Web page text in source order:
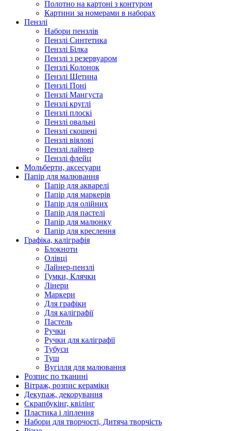
Полотно на картоні з контуром
Картини за номерами в наборах
Пензлі
Набори пензлів
Пензлі Синтетика
Пензлі Білка
Пензлі з резервуаром
Пензлі Колонок
Пензлі Щетина
Пензлі Поні
Пензлі Мангуста
Пензлі круглі
Пензлі плоскі
Пензлі овальні
Пензлі скошені
Пензлі віялові
Пензлі лайнер
Пензлі флейц
Мольберти, аксесуари
Папір для малювання
Папір для акварелі
Папір для маркерів
Папір для олійних
Папір для пастелі
Папір для малюнку
Папір для креслення
Графіка, каліграфія
Блокноти
Олівці
Лайнер-пензлі
Гумки, Клячки
Лінери
Маркери
Для графіки
Для каліграфії
Пастель
Ручки
Ручки для каліграфії
Тубуси
Туш
Вугілля для малювання
Розпис по тканині
Вітраж, розпис кераміки
Декупаж, декорування
Скрапбукінг, квілінг
Пластика і ліплення
Набори для творчості, Дитяча творчість